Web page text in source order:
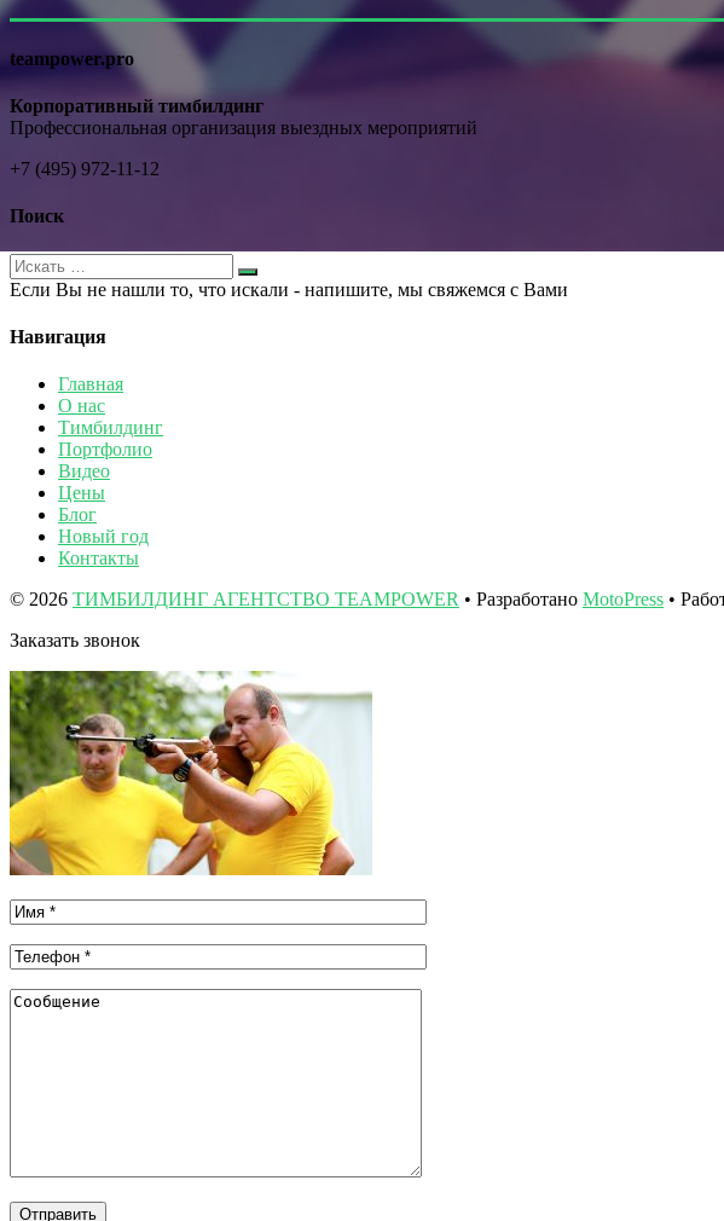
teampower.pro
Корпоративный тимбилдинг
Профессиональная организация выездных мероприятий
+7 (495) 972-11-12
Поиск
Если Вы не нашли то, что искали - напишите, мы свяжемся с Вами
Навигация
Главная
О нас
Тимбилдинг
Портфолио
Видео
Цены
Блог
Новый год
Контакты
© 2026 ТИМБИЛДИНГ АГЕНТСТВО TEAMPOWER • Разработано MotoPress •
Заказать звонок